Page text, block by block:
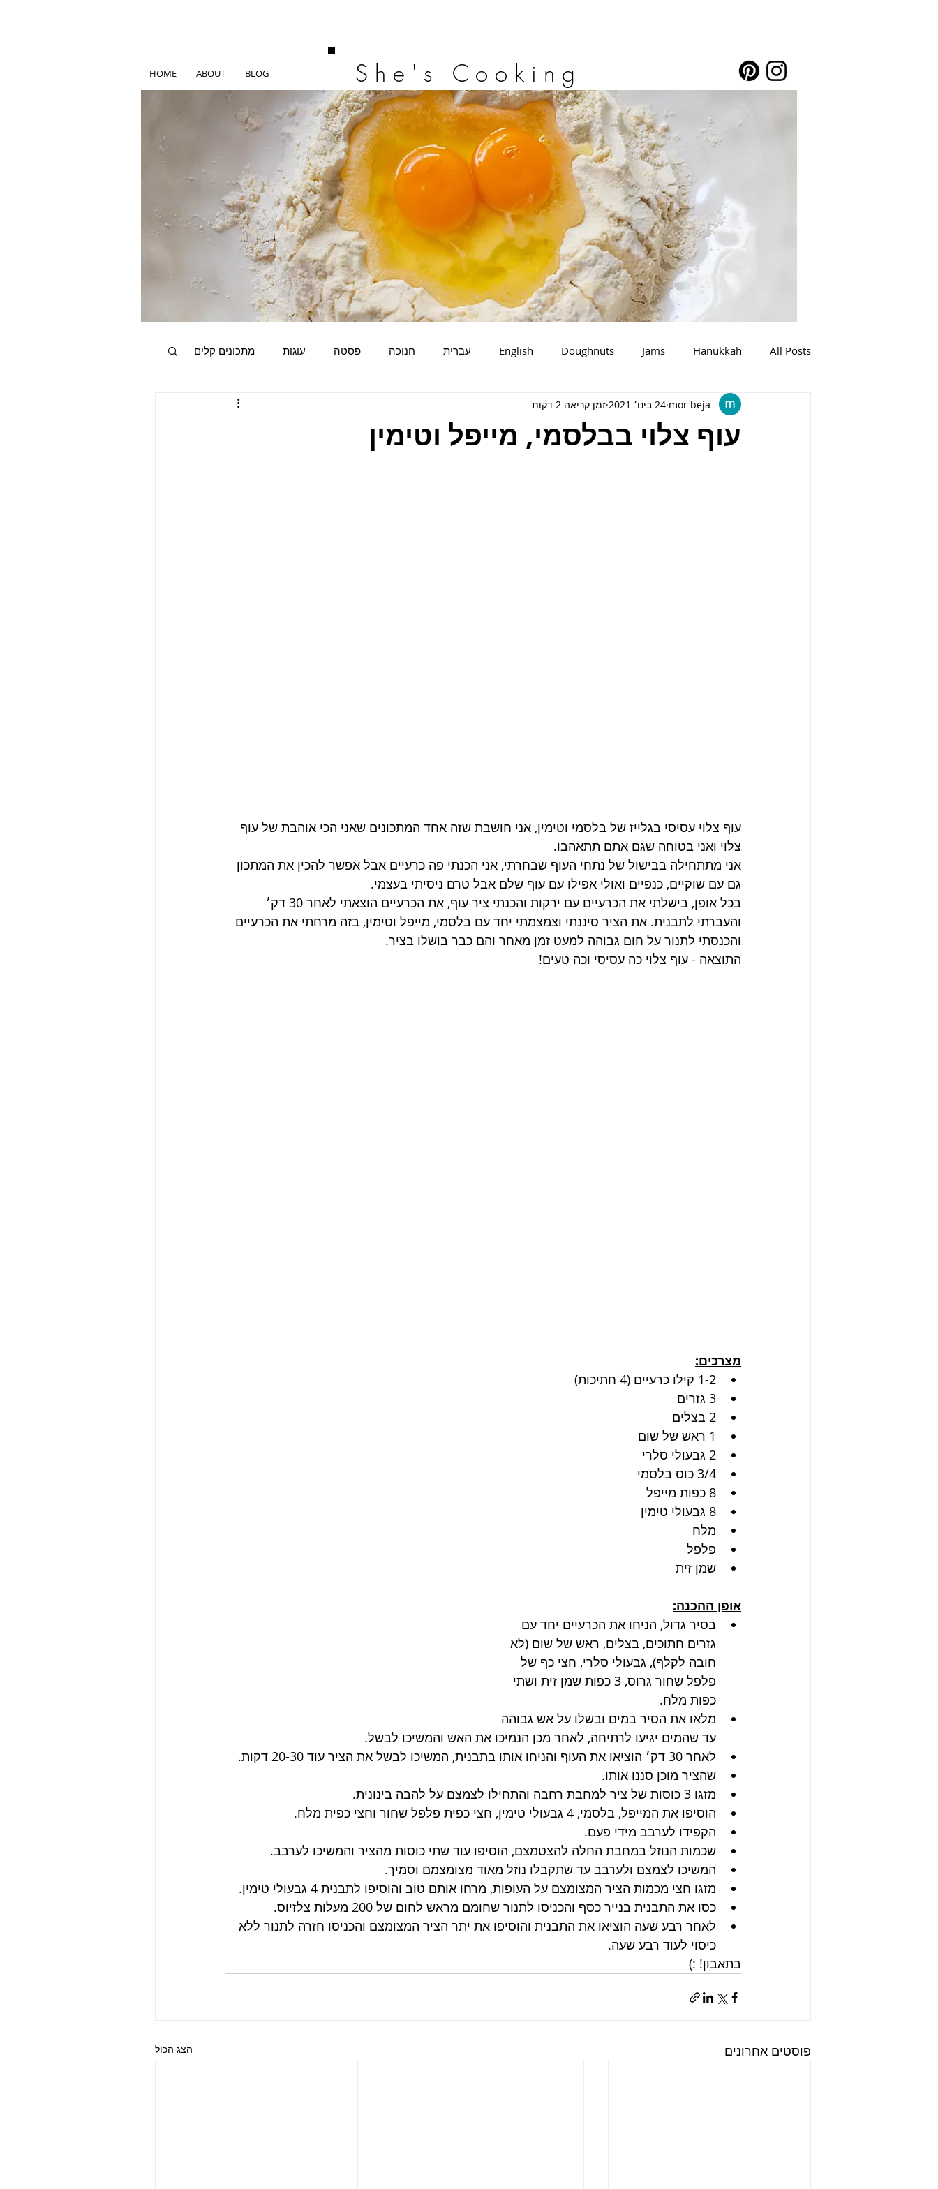
HOME ABOUT BLOG She's Cooking
All Posts
Hanukkah
Jams
Doughnuts
English עברית חנוכה פסטה עוגות מתכונים קלים
צמחוני בשר דגים סלטים
עוף צלוי בבלסמי, מייפל וטימין
mor beja 24 בינו׳ 2021 זמן קריאה 2 דקות
עוף צלוי עסיסי בגלייז של בלסמי וטימין, אני חושבת שזה אחד המתכונים שאני הכי אוהבת של עוף
צלוי ואני בטוחה שגם אתם תתאהבו.
אני מתתחילה בבישול של נתחי העוף שבחרתי, אני הכנתי פה כרעיים אבל אפשר להכין את המתכון
גם עם שוקיים, כנפיים ואולי אפילו עם עוף שלם אבל טרם ניסיתי בעצמי.
בכל אופן, בישלתי את הכרעיים עם ירקות והכנתי ציר עוף, את הכרעיים הוצאתי לאחר 30 דק׳
והעברתי לתבנית. את הציר סיננתי וצמצמתי יחד עם בלסמי, מייפל וטימין, בזה מרחתי את הכרעיים
והכנסתי לתנור על חום גבוהה למעט זמן מאחר והם כבר בושלו בציר.
התוצאה - עוף צלוי כה עסיסי וכה טעים!
מצרכים:
1-2 קילו כרעיים (4 חתיכות)
3 גזרים
2 בצלים
1 ראש של שום
2 גבעולי סלרי
3/4 כוס בלסמי
8 כפות מייפל
8 גבעולי טימין
מלח
פלפל
שמן זית
אופן ההכנה:
בסיר גדול, הניחו את הכרעיים יחד עם
גזרים חתוכים, בצלים, ראש של שום (לא
חובה לקלף), גבעולי סלרי, חצי כף של
פלפל שחור גרוס, 3 כפות שמן זית ושתי
כפות מלח.
מלאו את הסיר במים ובשלו על אש גבוהה
עד שהמים יגיעו לרתיחה, לאחר מכן הנמיכו את האש והמשיכו לבשל.
לאחר 30 דק׳ הוציאו את העוף והניחו אותו בתבנית, המשיכו לבשל את הציר עוד 20-30 דקות.
שהציר מוכן סננו אותו.
מזגו 3 כוסות של ציר למחבת רחבה והתחילו לצמצם על להבה בינונית.
הוסיפו את המייפל, בלסמי, 4 גבעולי טימין, חצי כפית פלפל שחור וחצי כפית מלח.
הקפידו לערבב מידי פעם.
שכמות הנוזל במחבת החלה להצטמצם, הוסיפו עוד שתי כוסות מהציר והמשיכו לערבב.
המשיכו לצמצם ולערבב עד שתקבלו נוזל מאוד מצומצמם וסמיך.
מזגו חצי מכמות הציר המצומצם על העופות, מרחו אותם טוב והוסיפו לתבנית 4 גבעולי טימין.
כסו את התבנית בנייר כסף והכניסו לתנור שחומם מראש לחום של 200 מעלות צלזיוס.
לאחר רבע שעה הוציאו את התבנית והוסיפו את יתר הציר המצומצם והכניסו חזרה לתנור ללא
כיסוי לעוד רבע שעה.
בתאבון! :)
פוסטים אחרונים הצג הכול